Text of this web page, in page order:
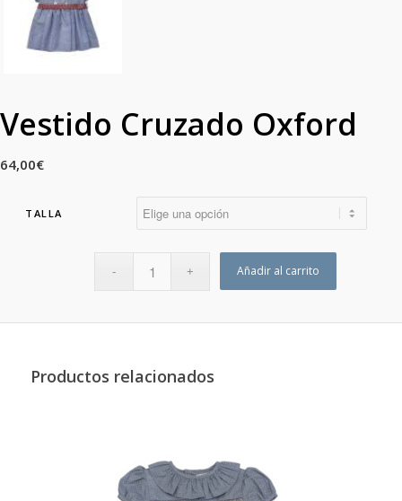
Vestido Cruzado Oxford
64,00€
TALLA
Añadir al carrito
Productos relacionados